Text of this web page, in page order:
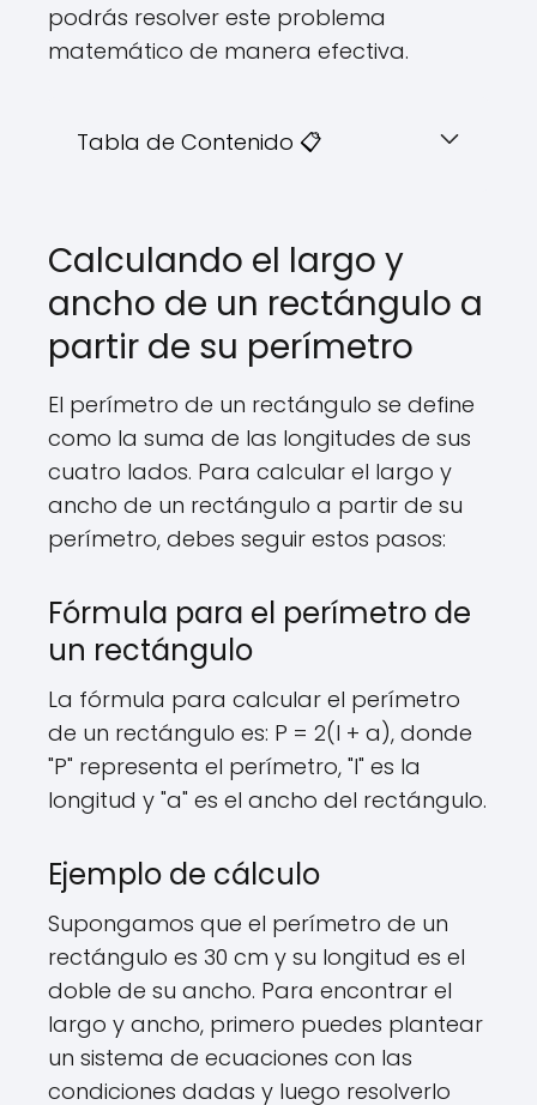
podrás resolver este problema
matemático de manera efectiva.
Tabla de Contenido 📋
Calculando el largo y
ancho de un rectángulo a
partir de su perímetro
El perímetro de un rectángulo se define
como la suma de las longitudes de sus
cuatro lados. Para calcular el largo y
ancho de un rectángulo a partir de su
perímetro, debes seguir estos pasos:
Fórmula para el perímetro de
un rectángulo
La fórmula para calcular el perímetro
de un rectángulo es: P = 2(l + a), donde
"P" representa el perímetro, "l" es la
longitud y "a" es el ancho del rectángulo.
Ejemplo de cálculo
Supongamos que el perímetro de un
rectángulo es 30 cm y su longitud es el
doble de su ancho. Para encontrar el
largo y ancho, primero puedes plantear
un sistema de ecuaciones con las
condiciones dadas y luego resolverlo